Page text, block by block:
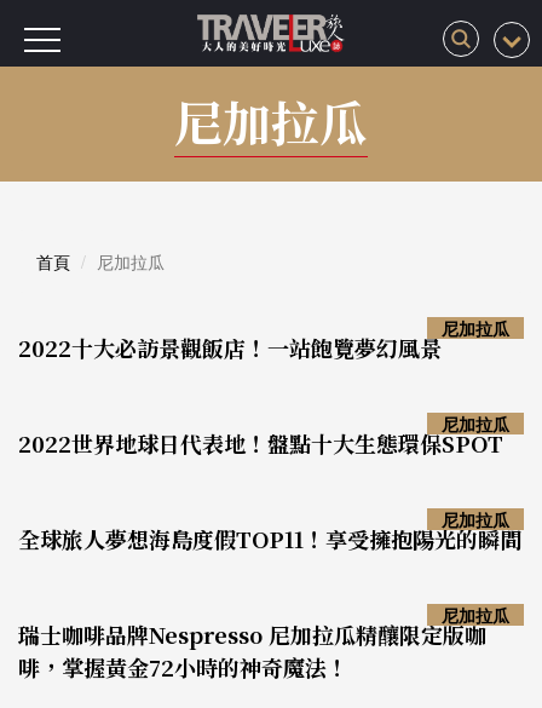
尼加拉瓜
首頁 尼加拉瓜
2022十大必訪景觀飯店！一站飽覽夢幻風景
尼加拉瓜
2022世界地球日代表地！盤點十大生態環保SPOT
尼加拉瓜
全球旅人夢想海島度假TOP11！享受擁抱陽光的瞬間
尼加拉瓜
瑞士咖啡品牌Nespresso 尼加拉瓜精釀限定版咖
啡，掌握黃金72小時的神奇魔法！
尼加拉瓜